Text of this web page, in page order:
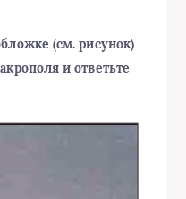
(см. рисунок)
и ответьте